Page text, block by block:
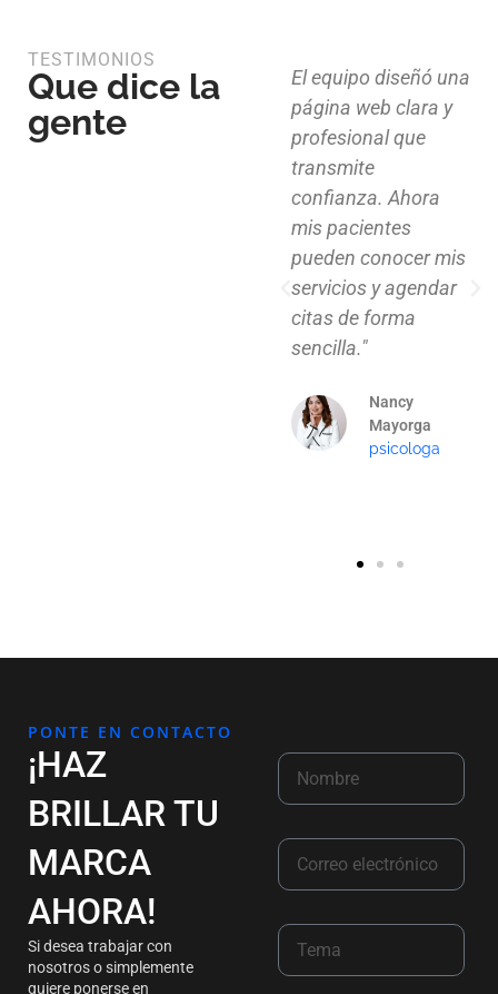
TESTIMONIOS
Que dice la
gente
Diseño limpio,
estructura funcional
y atención al detalle.
El equipo diseñó una
página web clara y
profesional que
transmite
confianza. Ahora
mis pacientes
pueden conocer mis
servicios y agendar
citas de forma
sencilla."
Nancy
Mayorga
psicologa
PONTE EN CONTACTO
¡HAZ
BRILLAR TU
MARCA
AHORA!
Si desea trabajar con
nosotros o simplemente
quiere ponerse en